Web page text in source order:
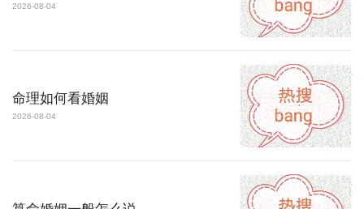
2026-08-04
命理如何看婚姻
2026-08-04